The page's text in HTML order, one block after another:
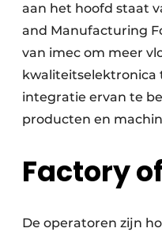
aan het hoofd staat
and Manufacturing
van imec om meer
kwaliteitselektronica
integratie ervan te
producten en
Factory
De operatoren zijn